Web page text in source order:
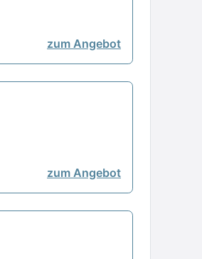
zum Angebot
zum Angebot